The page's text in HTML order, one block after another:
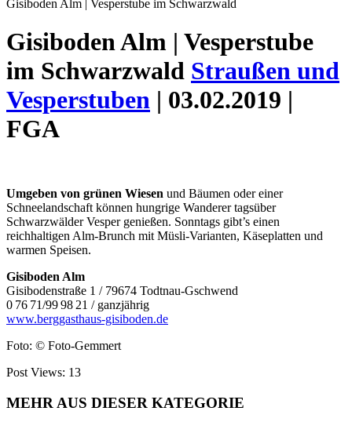
Gisiboden Alm | Vesperstube im Schwarzwald
Gisiboden Alm | Vesperstube
im Schwarzwald Straußen und
Vesperstuben | 03.02.2019 |
FGA
Umgeben von grünen Wiesen und Bäumen oder einer
Schneelandschaft können hungrige Wanderer tagsüber
Schwarzwälder Vesper genießen. Sonntags gibt’s einen
reichhaltigen Alm-Brunch mit Müsli-Varianten, Käseplatten und
warmen Speisen.
Gisiboden Alm
Gisibodenstraße 1 / 79674 Todtnau-Gschwend
0 76 71/99 98 21 / ganzjährig
www.berggasthaus-gisiboden.de
Foto: © Foto-Gemmert
Post Views: 13
MEHR AUS DIESER KATEGORIE